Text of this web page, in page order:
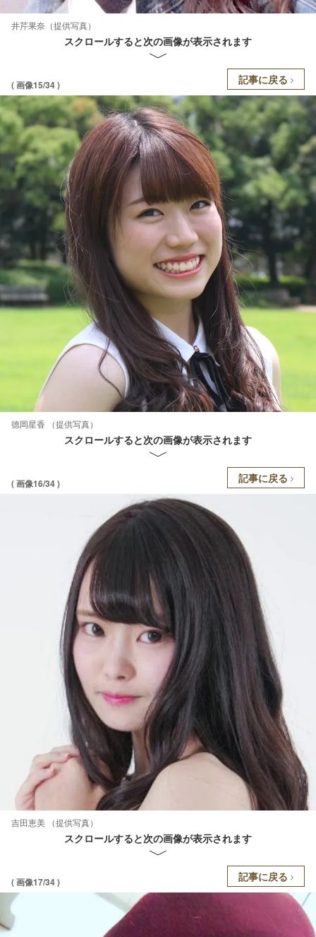
井芹果奈（提供写真）
スクロールすると次の画像が表示されます
( 画像15/34 ) 記事に戻る
德岡星香 （提供写真）
スクロールすると次の画像が表示されます
( 画像16/34 ) 記事に戻る
吉田恵美 （提供写真）
スクロールすると次の画像が表示されます
( 画像17/34 ) 記事に戻る